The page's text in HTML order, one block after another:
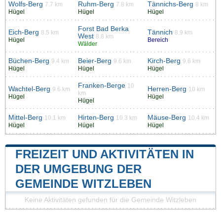
Wolfs-Berg 7.7 km
Hügel
Ruhm-Berg 7.8 km
Hügel
Tännichs-Berg 8 km
Hügel
Eich-Berg 8.5 km
Hügel
Forst Bad Berka
West 8.8 km
Wälder
Tännich 8.9 km
Bereich
Büchen-Berg 9.4 km
Hügel
Beier-Berg 9.6 km
Hügel
Kirch-Berg 9.6 km
Hügel
Wachtel-Berg 9.6 km
Hügel
Franken-Berge 10
km
Hügel
Herren-Berg 10 km
Hügel
Mittel-Berg 10.1 km
Hügel
Hirten-Berg 10.3 km
Hügel
Mäuse-Berg 10.4 km
Hügel
FREIZEIT UND AKTIVITÄTEN IN
DER UMGEBUNG DER
GEMEINDE WITZLEBEN
Keine Aktivitäten gefunden für die Gemeinde Witzleben